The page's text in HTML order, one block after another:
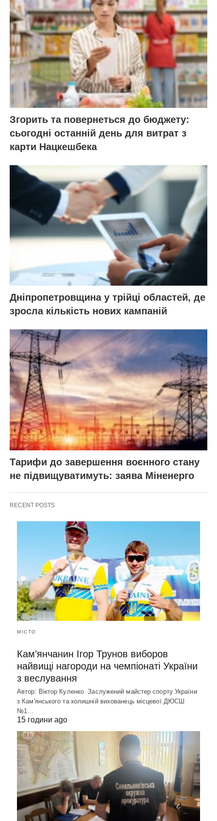
Згорить та повернеться до бюджету:
сьогодні останній день для витрат з
карти Нацкешбека
Дніпропетровщина у трійці областей, де
зросла кількість нових кампаній
Тарифи до завершення воєнного стану
не підвищуватимуть: заява Міненерго
RECENT POSTS
МІСТО
Кам’янчанин Ігор Трунов виборов
найвищі нагороди на чемпіонаті України
з веслування
Автор: Віктор Куленко. Заслужений майстер спорту України
з Кам'янського та колишній вихованець місцевої ДЮСШ
№1…
15 години ago